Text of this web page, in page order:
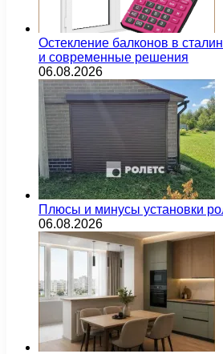
Остекление балконов в
и современные решения
06.08.2026
Плюсы и минусы установки
06.08.2026